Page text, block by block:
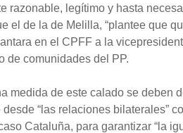
razonable, legítimo y hasta
el de la de Melilla, “plantee que
en el CPFF a la
de comunidades del PP.
medida de este calado se deben
“las relaciones bilaterales”
Cataluña, para garantizar “la